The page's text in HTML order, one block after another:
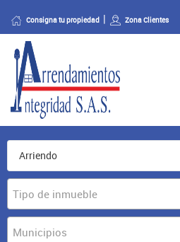
Consigna tu propiedad Zona Clientes
Tipo de inmueble
Municipios